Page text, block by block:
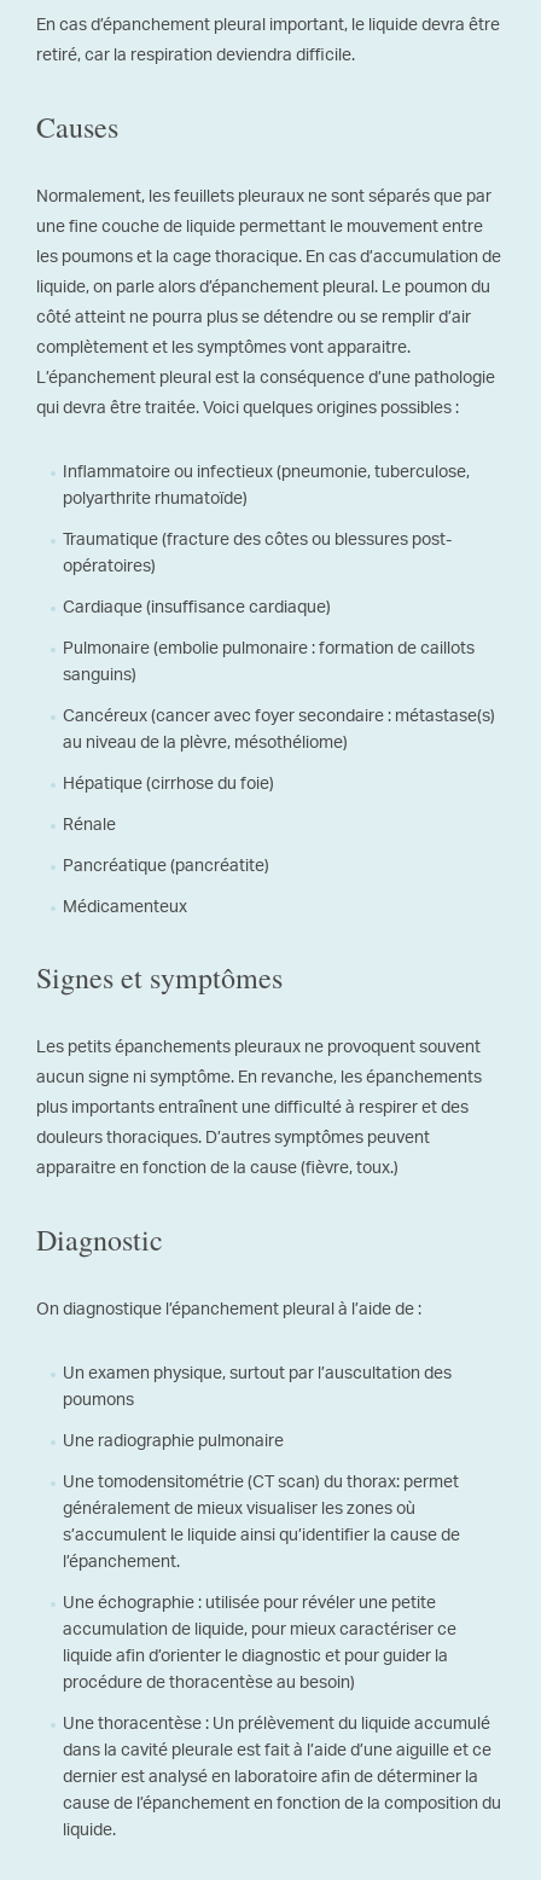
En cas d’épanchement pleural important, le liquide devra être
retiré, car la respiration deviendra difficile.
Causes
Normalement, les feuillets pleuraux ne sont séparés que par
une fine couche de liquide permettant le mouvement entre
les poumons et la cage thoracique. En cas d’accumulation de
liquide, on parle alors d’épanchement pleural. Le poumon du
côté atteint ne pourra plus se détendre ou se remplir d’air
complètement et les symptômes vont apparaitre.
L’épanchement pleural est la conséquence d’une pathologie
qui devra être traitée. Voici quelques origines possibles :
Inflammatoire ou infectieux (pneumonie, tuberculose,
polyarthrite rhumatoïde)
Traumatique (fracture des côtes ou blessures post-
opératoires)
Cardiaque (insuffisance cardiaque)
Pulmonaire (embolie pulmonaire : formation de caillots
sanguins)
Cancéreux (cancer avec foyer secondaire : métastase(s)
au niveau de la plèvre, mésothéliome)
Hépatique (cirrhose du foie)
Rénale
Pancréatique (pancréatite)
Médicamenteux
Signes et symptômes
Les petits épanchements pleuraux ne provoquent souvent
aucun signe ni symptôme. En revanche, les épanchements
plus importants entraînent une difficulté à respirer et des
douleurs thoraciques. D’autres symptômes peuvent
apparaitre en fonction de la cause (fièvre, toux.)
Diagnostic
On diagnostique l’épanchement pleural à l’aide de :
Un examen physique, surtout par l’auscultation des
poumons
Une radiographie pulmonaire
Une tomodensitométrie (CT scan) du thorax: permet
généralement de mieux visualiser les zones où
s’accumulent le liquide ainsi qu’identifier la cause de
l’épanchement.
Une échographie : utilisée pour révéler une petite
accumulation de liquide, pour mieux caractériser ce
liquide afin d’orienter le diagnostic et pour guider la
procédure de thoracentèse au besoin)
Une thoracentèse : Un prélèvement du liquide accumulé
dans la cavité pleurale est fait à l’aide d’une aiguille et ce
dernier est analysé en laboratoire afin de déterminer la
cause de l’épanchement en fonction de la composition du
liquide.